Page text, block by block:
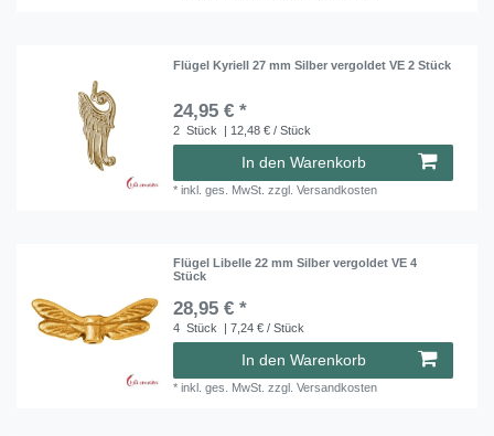
Flügel Kyriell 27 mm Silber vergoldet VE 2 Stück
24,95 € *
2 Stück | 12,48 € / Stück
In den Warenkorb
*inkl. ges. MwSt. zzgl.Versandkosten
Flügel Libelle 22 mm Silber vergoldet VE 4
Stück
28,95 € *
4 Stück | 7,24 € / Stück
In den Warenkorb
*inkl. ges. MwSt. zzgl.Versandkosten